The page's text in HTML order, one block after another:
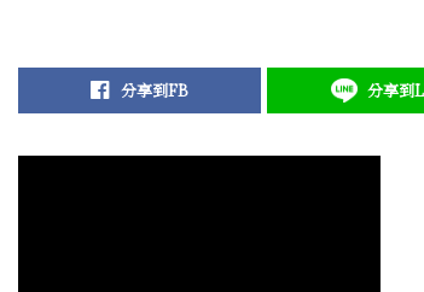
分享到FB 分享到